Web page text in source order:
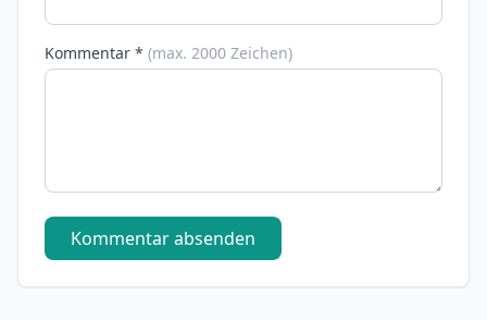
Kommentar * (max. 2000 Zeichen)
Kommentar absenden